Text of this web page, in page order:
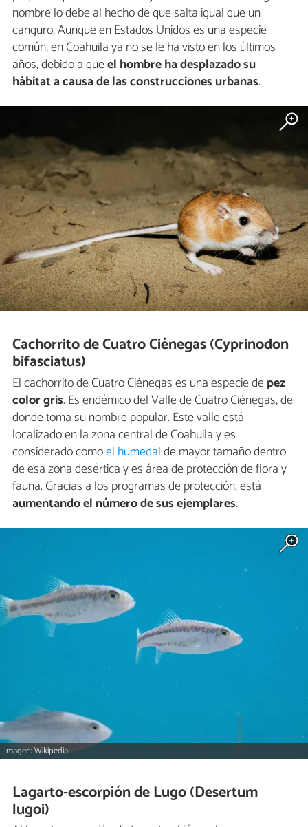
nombre lo debe al hecho de que salta igual que un
canguro. Aunque en Estados Unidos es una especie
común, en Coahuila ya no se le ha visto en los últimos
años, debido a queel hombre ha desplazado su
hábitat a causa de las construcciones urbanas.
Cachorrito de Cuatro Ciénegas (Cyprinodon
bifasciatus)
El cachorrito de Cuatro Ciénegas es una especie depez
color gris. Es endémico del Valle de Cuatro Ciénegas, de
donde toma su nombre popular. Este valle está
localizado en la zona central de Coahuila y es
considerado comoel humedalde mayor tamaño dentro
de esa zona desértica y es área de protección de flora y
fauna. Gracias a los programas de protección, está
aumentando el número de sus ejemplares.
Imagen: Wikipedia
Lagarto-escorpión de Lugo (Desertum
lugoi)